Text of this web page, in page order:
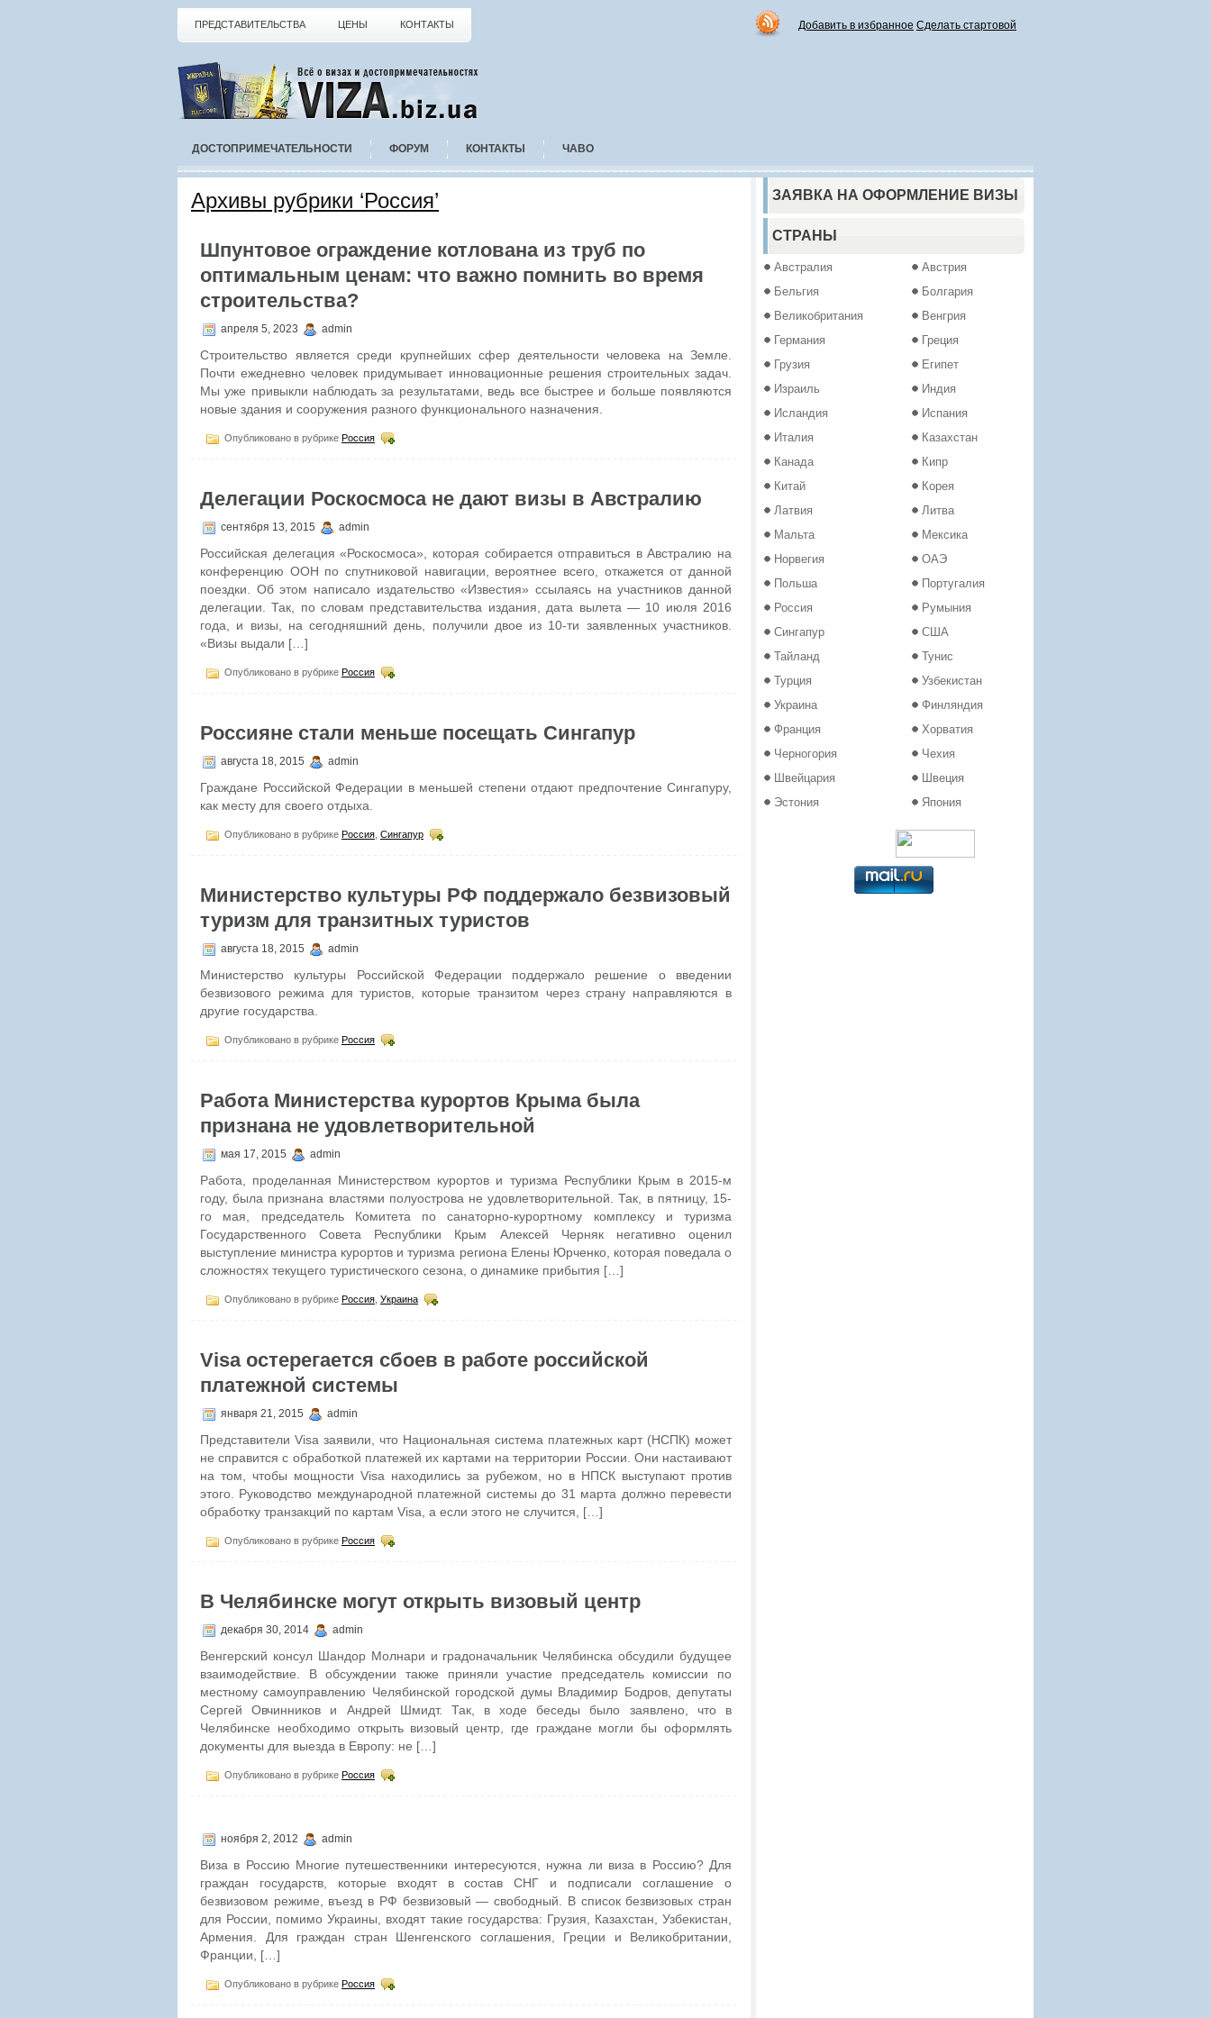
ПРЕДСТАВИТЕЛЬСТВА ЦЕНЫ КОНТАКТЫ Добавить в избранное Сделать стартовой
ДОСТОПРИМЕЧАТЕЛЬНОСТИ ФОРУМ КОНТАКТЫ ЧАВО
Архивы рубрики ‘Россия’
Шпунтовое ограждение котлована из труб по
оптимальным ценам: что важно помнить во время
строительства?
апреля 5, 2023 admin
Строительство является среди крупнейших сфер деятельности человека на Земле.
Почти ежедневно человек придумывает инновационные решения строительных задач.
Мы уже привыкли наблюдать за результатами, ведь все быстрее и больше появляются
новые здания и сооружения разного функционального назначения.
Опубликовано в рубрике Россия
Делегации Роскосмоса не дают визы в Австралию
сентября 13, 2015 admin
Российская делегация «Роскосмоса», которая собирается отправиться в Австралию на
конференцию ООН по спутниковой навигации, вероятнее всего, откажется от данной
поездки. Об этом написало издательство «Известия» ссылаясь на участников данной
делегации. Так, по словам представительства издания, дата вылета — 10 июля 2016
года, и визы, на сегодняшний день, получили двое из 10-ти заявленных участников.
«Визы выдали […]
Опубликовано в рубрике Россия
Россияне стали меньше посещать Сингапур
августа 18, 2015 admin
Граждане Российской Федерации в меньшей степени отдают предпочтение Сингапуру,
как месту для своего отдыха.
Опубликовано в рубрике Россия Сингапур
Министерство культуры РФ поддержало безвизовый
туризм для транзитных туристов
августа 18, 2015 admin
Министерство культуры Российской Федерации поддержало решение о введении
безвизового режима для туристов, которые транзитом через страну направляются в
другие государства.
Опубликовано в рубрике Россия
Работа Министерства курортов Крыма была
признана не удовлетворительной
мая 17, 2015 admin
Работа, проделанная Министерством курортов и туризма Республики Крым в 2015-м
году, была признана властями полуострова не удовлетворительной. Так, в пятницу, 15-
го мая, председатель Комитета по санаторно-курортному комплексу и туризма
Государственного Совета Республики Крым Алексей Черняк негативно оценил
выступление министра курортов и туризма региона Елены Юрченко, которая поведала о
сложностях текущего туристического сезона, о динамике прибытия […]
Опубликовано в рубрике Россия Украина
Visa остерегается сбоев в работе российской
платежной системы
января 21, 2015 admin
Представители Visa заявили, что Национальная система платежных карт (НСПК) может
не справится с обработкой платежей их картами на территории России. Они настаивают
на том, чтобы мощности Visa находились за рубежом, но в НПСК выступают против
этого. Руководство международной платежной системы до 31 марта должно перевести
обработку транзакций по картам Visa, а если этого не случится, […]
Опубликовано в рубрике Россия
В Челябинске могут открыть визовый центр
декабря 30, 2014 admin
Венгерский консул Шандор Молнари и градоначальник Челябинска обсудили будущее
взаимодействие. В обсуждении также приняли участие председатель комиссии по
местному самоуправлению Челябинской городской думы Владимир Бодров, депутаты
Сергей Овчинников и Андрей Шмидт. Так, в ходе беседы было заявлено, что в
Челябинске необходимо открыть визовый центр, где граждане могли бы оформлять
документы для выезда в Европу: не […]
Опубликовано в рубрике Россия
ноября 2, 2012 admin
Виза в Россию Многие путешественники интересуются, нужна ли виза в Россию? Для
граждан государств, которые входят в состав СНГ и подписали соглашение о
безвизовом режиме, въезд в РФ безвизовый — свободный. В список безвизовых стран
для России, помимо Украины, входят такие государства: Грузия, Казахстан, Узбекистан,
Армения. Для граждан стран Шенгенского соглашения, Греции и Великобритании,
Франции, […]
Опубликовано в рубрике Россия
ЗАЯВКА НА ОФОРМЛЕНИЕ ВИЗЫ
СТРАНЫ
Австралия
Австрия
Бельгия
Болгария
Великобритания
Венгрия
Германия
Греция
Грузия
Египет
Израиль
Индия
Исландия
Испания
Италия
Казахстан
Канада
Кипр
Китай
Корея
Латвия
Литва
Мальта
Мексика
Норвегия
ОАЭ
Польша
Португалия
Россия
Румыния
Сингапур
США
Тайланд
Тунис
Турция
Узбекистан
Украина
Финляндия
Франция
Хорватия
Черногория
Чехия
Швейцария
Швеция
Эстония
Япония